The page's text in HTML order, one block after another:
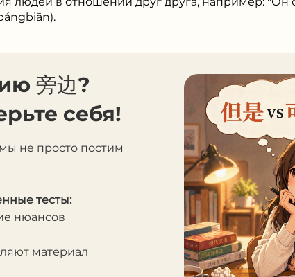
旁边?
себя!
не просто постим
тесты:
нюансов
материал